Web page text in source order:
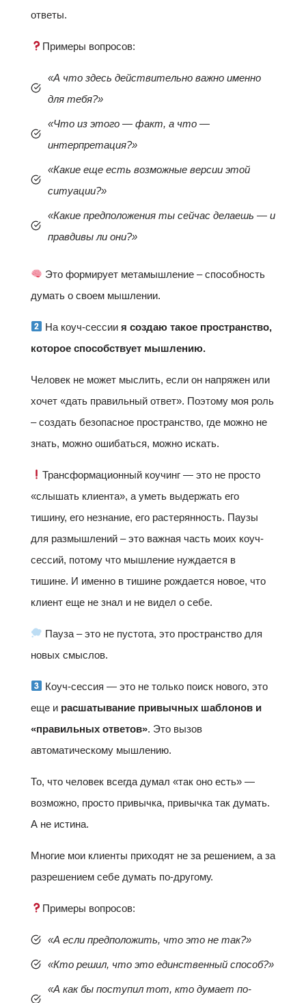
ответы.
Примеры вопросов:
«А что здесь действительно важно именно
для тебя?»
«Что из этого — факт, а что —
интерпретация?»
«Какие еще есть возможные версии этой
ситуации?»
«Какие предположения ты сейчас делаешь — и
правдивы ли они?»
Это формирует метамышление – способность
думать о своем мышлении.
На коуч-сессиия создаю такое пространство,
которое способствует мышлению.
Человек не может мыслить, если он напряжен или
хочет «дать правильный ответ». Поэтому моя роль
– создать безопасное пространство, где можно не
знать, можно ошибаться, можно искать.
Трансформационный коучинг — это не просто
«слышать клиента», а уметь выдержать его
тишину, его незнание, его растерянность. Паузы
для размышлений – это важная часть моих коуч-
сессий, потому что мышление нуждается в
тишине. И именно в тишине рождается новое, что
клиент еще не знал и не видел о себе.
Пауза – это не пустота, это пространство для
новых смыслов.
Коуч-сессия — это не только поиск нового, это
еще и расшатывание привычных шаблонов и
«правильных ответов». Это вызов
автоматическому мышлению.
То, что человек всегда думал «так оно есть» —
возможно, просто привычка, привычка так думать.
А не истина.
Многие мои клиенты приходят не за решением, а за
разрешением себе думать по-другому.
Примеры вопросов:
«А если предположить, что это не так?»
«Кто решил, что это единственный способ?»
«А как бы поступил тот, кто думает по-